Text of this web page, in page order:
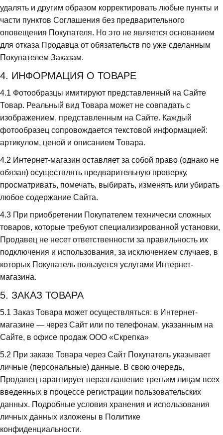
удалять и другим образом корректировать любые пункты и
части пунктов Соглашения без предварительного
оповещения Покупателя. Но это не является основанием
для отказа Продавца от обязательств по уже сделанным
Покупателем Заказам.
4. ИНФОРМАЦИЯ О ТОВАРЕ
4.1 Фотообразцы имитируют представленный на Сайте
Товар. Реальный вид Товара может не совпадать с
изображением, представленным на Сайте. Каждый
фотообразец сопровождается текстовой информацией:
артикулом, ценой и описанием Товара.
4.2 Интернет-магазин оставляет за собой право (однако не
обязан) осуществлять предварительную проверку,
просматривать, помечать, выбирать, изменять или убирать
любое содержание Сайта.
4.3 При приобретении Покупателем технически сложных
товаров, которые требуют специализированной установки,
Продавец не несет ответственности за правильность их
подключения и использования, за исключением случаев, в
которых Покупатель пользуется услугами Интернет-
магазина.
5. ЗАКАЗ ТОВАРА
5.1 Заказ Товара может осуществляться: в Интернет-
магазине — через Сайт или по телефонам, указанным на
Сайте, в офисе продаж ООО «Скрепка»
5.2 При заказе Товара через Сайт Покупатель указывает
личные (персональные) данные. В свою очередь,
Продавец гарантирует неразглашение третьим лицам всех
введенных в процессе регистрации пользовательских
данных. Подробные условия хранения и использования
личных данных изложены в Политике
конфиденциальности.